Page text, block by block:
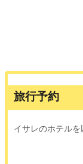
旅行予約
イサレのホテルを